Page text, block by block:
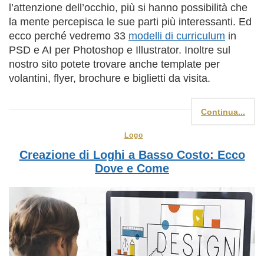
l’attenzione dell’occhio, più si hanno possibilità che
la mente percepisca le sue parti più interessanti. Ed
ecco perché vedremo 33 modelli di curriculum in
PSD e AI per Photoshop e Illustrator. Inoltre sul
nostro sito potete trovare anche template per
volantini, flyer, brochure e biglietti da visita.
Continua...
Logo
Creazione di Loghi a Basso Costo: Ecco
Dove e Come